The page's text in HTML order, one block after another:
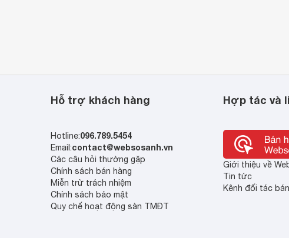
Hỗ trợ khách hàng
Hotline:096.789.5454
Email:contact@websosanh.vn
Các câu hỏi thường gặp
Chính sách bán hàng
Miễn trừ trách nhiệm
Chính sách bảo mật
Quy chế hoạt động sàn TMĐT
Hợp tác và
Giới thiệu về
Tin tức
Kênh đối tác